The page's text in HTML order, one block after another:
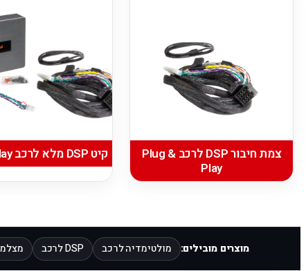
צמת חיבור DSP לרכב Plug &
Play
קיט DSP מלא לרכב Plug & Play
מוצרים מובילים: מולטימדיה לרכב DSP לרכב